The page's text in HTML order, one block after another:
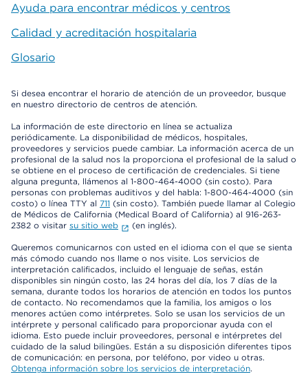
Ayuda para encontrar médicos y centros
Calidad y acreditación hospitalaria
Glosario
Si desea encontrar el horario de atención de un proveedor, busque
en nuestro directorio de centros de atención.
La información de este directorio en línea se actualiza
periódicamente. La disponibilidad de médicos, hospitales,
proveedores y servicios puede cambiar. La información acerca de un
profesional de la salud nos la proporciona el profesional de la salud o
se obtiene en el proceso de certificación de credenciales. Si tiene
alguna pregunta, llámenos al 1-800-464-4000 (sin costo). Para
personas con problemas auditivos y del habla: 1-800-464-4000 (sin
costo) o línea TTY al 711 (sin costo). También puede llamar al Colegio
de Médicos de California (Medical Board of California) al 916-263-
2382 o visitar su sitio web (en inglés).
Queremos comunicarnos con usted en el idioma con el que se sienta
más cómodo cuando nos llame o nos visite. Los servicios de
interpretación calificados, incluido el lenguaje de señas, están
disponibles sin ningún costo, las 24 horas del día, los 7 días de la
semana, durante todos los horarios de atención en todos los puntos
de contacto. No recomendamos que la familia, los amigos o los
menores actúen como intérpretes. Solo se usan los servicios de un
intérprete y personal calificado para proporcionar ayuda con el
idioma. Esto puede incluir proveedores, personal e intérpretes del
cuidado de la salud bilingües. Están a su disposición diferentes tipos
de comunicación: en persona, por teléfono, por video u otras.
Obtenga información sobre los servicios de interpretación.